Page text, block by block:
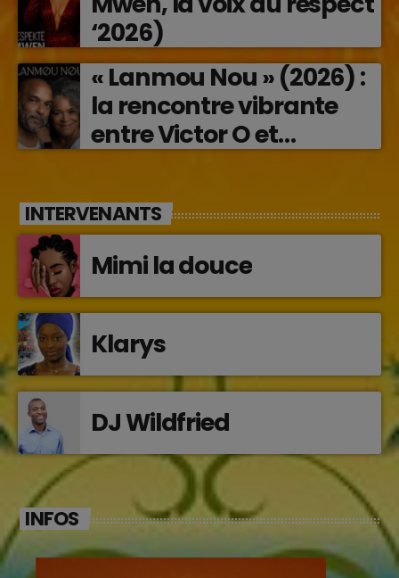
‘2026)
« Lanmou Nou » (2026) :
la rencontre vibrante
entre Victor O et
INTERVENANTS
Mimi la douce
Klarys
DJ Wildfried
INFOS